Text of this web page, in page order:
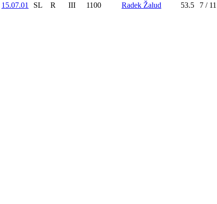
15.07.01
SL R III 1100 Radek Žalud 53.5 7 / 11